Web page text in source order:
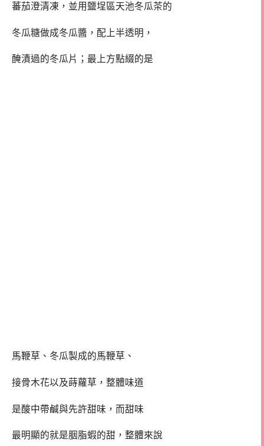
蕃茄澄清凍，並用鹽埕區天池冬瓜茶的
冬瓜糖做成冬瓜醬，配上半透明，
醃漬過的冬瓜片；最上方點綴的是
馬鞭草、冬瓜製成的馬鞭草、
接骨木花以及蒔蘿草，整體味道
是酸中帶鹹與先許甜味，而甜味
最明顯的就是胭脂蝦的甜，整體來說